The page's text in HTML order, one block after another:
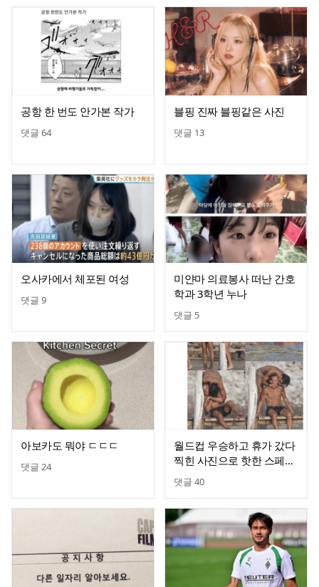
공항 한 번도 안가본 작가
댓글 64
블핑 진짜 블핑같은 사진
댓글 13
오사카에서 체포된 여성
댓글 9
미얀마 의료봉사 떠난 간호
학과 3학년 누나
댓글 5
아보카도 뭐야 ㄷㄷㄷ
댓글 24
월드컵 우승하고 휴가 갔다
찍힌 사진으로 핫한 스페인
축구선수 둘
댓글 40